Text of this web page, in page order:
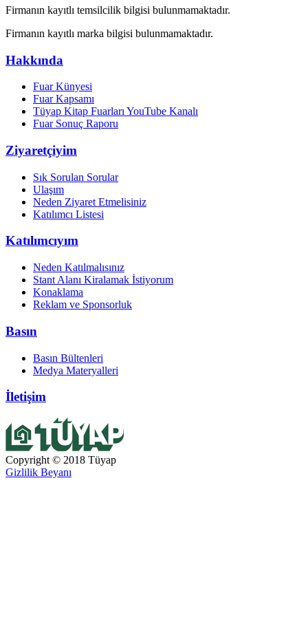
Firmanın kayıtlı temsilcilik bilgisi bulunmamaktadır.
Firmanın kayıtlı marka bilgisi bulunmamaktadır.
Hakkında
Fuar Künyesi
Fuar Kapsamı
Tüyap Kitap Fuarları YouTube Kanalı
Fuar Sonuç Raporu
Ziyaretçiyim
Sık Sorulan Sorular
Ulaşım
Neden Ziyaret Etmelisiniz
Katılımcı Listesi
Katılımcıyım
Neden Katılmalısınız
Stant Alanı Kiralamak İstiyorum
Konaklama
Reklam ve Sponsorluk
Basın
Basın Bültenleri
Medya Materyalleri
İletişim
Copyright © 2018 Tüyap
Gizlilik Beyanı